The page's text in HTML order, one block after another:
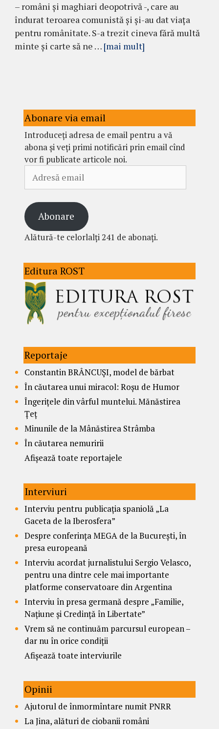
– români și maghiari deopotrivă -, care au
îndurat teroarea comunistă și și-au dat viața
pentru românitate. S-a trezit cineva fără multă
minte și carte să ne … [mai mult]
Abonare via email
Introduceți adresa de email pentru a vă
abona și veți primi notificări prin email cînd
vor fi publicate articole noi.
email
Abonare
Alătură-te celorlalți 241 de abonați.
Editura ROST
Reportaje
Constantin BRÂNCUȘI, model de bărbat
În căutarea unui miracol: Roșu de Humor
Îngerițele din vârful muntelui. Mănăstirea
Țeț
Minunile de la Mânăstirea Strâmba
În căutarea nemuririi
Afișează toate reportajele
Interviuri
Interviu pentru publicația spaniolă „La
Gaceta de la Iberosfera”
Despre conferința MEGA de la București, în
presa europeană
Interviu acordat jurnalistului Sergio Velasco,
pentru una dintre cele mai importante
platforme conservatoare din Argentina
Interviu în presa germană despre „Familie,
Națiune și Credință în Libertate”
Vrem să ne continuăm parcursul european –
dar nu în orice condiții
Afișează toate interviurile
Opinii
Ajutorul de înmormîntare numit PNRR
La Jina, alături de ciobanii români